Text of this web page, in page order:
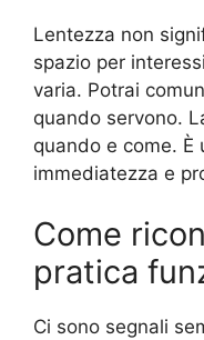
Lentezza non
spazio per
varia. Potrai
quando servono.
quando e come. È
immediatezza e
Come
pratica
Ci sono segnali